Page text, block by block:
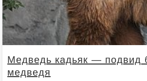
Медведь кадьяк — подвид
медведя